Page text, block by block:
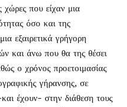
που είχαν μια
όσο και της
εξαιρετικά γρήγορη
και άνω που θα της θέσει
ο χρόνος προετοιμασίας
γήρανσης, σε
έχουν- στην διάθεση τους